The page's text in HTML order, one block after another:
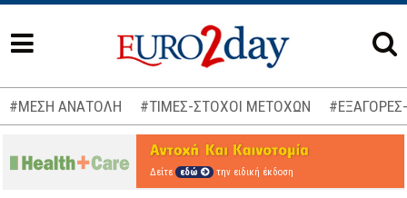
#ΜΕΣΗ ΑΝΑΤΟΛΗ #ΤΙΜΕΣ-ΣΤΟΧΟΙ ΜΕΤΟΧΩΝ
Δείτε εδώ την ειδική έκδοση